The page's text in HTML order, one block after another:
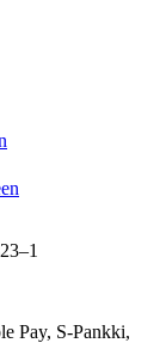
Pay, S-Pankki,